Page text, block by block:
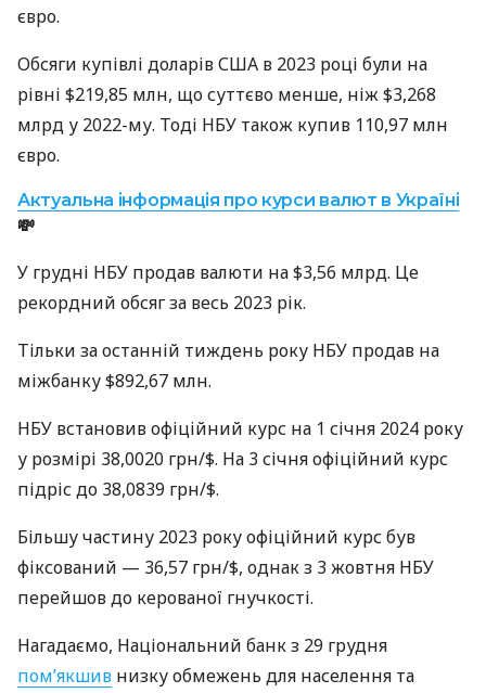
євро.
Обсяги купівлі доларів США в 2023 році були на
рівні $219,85 млн, що суттєво менше, ніж $3,268
млрд у 2022-му. Тоді НБУ також купив 110,97 млн
євро.
Актуальна інформація про курси валют в Україні
💸
У грудні НБУ продав валюти на $3,56 млрд. Це
рекордний обсяг за весь 2023 рік.
Тільки за останній тиждень року НБУ продав на
міжбанку $892,67 млн.
НБУ встановив офіційний курс на 1 січня 2024 року
у розмірі 38,0020 грн/$. На 3 січня офіційний курс
підріс до 38,0839 грн/$.
Більшу частину 2023 року офіційний курс був
фіксований — 36,57 грн/$, однак з 3 жовтня НБУ
перейшов до керованої гнучкості.
Нагадаємо, Національний банк з 29 грудня
пом’якшив низку обмежень для населення та